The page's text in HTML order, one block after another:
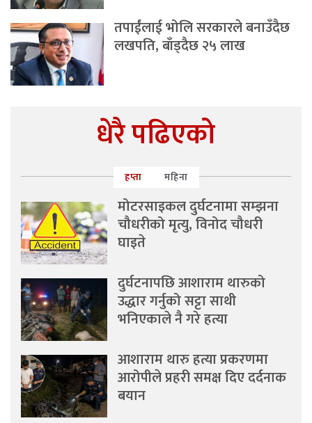
तपाईंलाई भोलि सरकारले बनाउँदैछ
लखपति, बाँड्दैछ २५ लाख
धेरै पढिएको
हप्ता महिना
मोटरसाइकल दुर्घटनामा सम्झना
चौधरीको मृत्यु, विनोद चौधरी
घाइते
दुर्घटनापछि आशाराम थारुको
उद्धार गर्नुको सट्टा साथी
भनिएकाले नै गरे हत्या
आशाराम थारु हत्या प्रकरणमा
आरोपीले प्रहरी समक्ष दिए दर्दनाक
बयान